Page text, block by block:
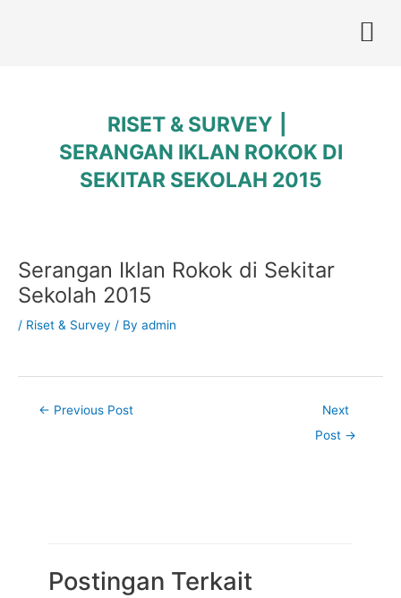
RISET & SURVEY
SERANGAN IKLAN ROKOK DI
SEKITAR SEKOLAH 2015
Serangan Iklan Rokok di Sekitar
Sekolah 2015
/ Riset & Survey / By admin
navigation
← Previous Post
Next
Post →
Postingan Terkait